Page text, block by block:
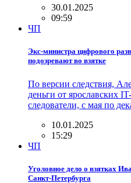
30.01.2025
09:59
ЧП
Экс-министра цифрового
подозревают во взятке
По версии следствия,
деньги от ярославских
следователи, с мая по
10.01.2025
15:29
ЧП
Уголовное дело о взятках
Санкт-Петербурга